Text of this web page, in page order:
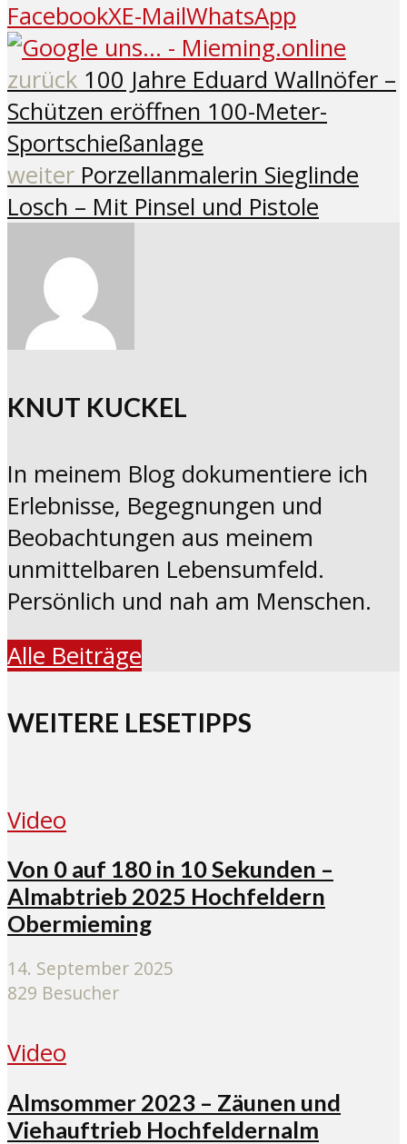
FacebookXE-MailWhatsApp
zurück 100 Jahre Eduard Wallnöfer –
Schützen eröffnen 100-Meter-
Sportschießanlage
weiter Porzellanmalerin Sieglinde
Losch – Mit Pinsel und Pistole
KNUT KUCKEL
In meinem Blog dokumentiere ich
Erlebnisse, Begegnungen und
Beobachtungen aus meinem
unmittelbaren Lebensumfeld.
Persönlich und nah am Menschen.
Alle Beiträge
WEITERE LESETIPPS
Video
Von 0 auf 180 in 10 Sekunden –
Almabtrieb 2025 Hochfeldern
Obermieming
14. September 2025
829 Besucher
Video
Almsommer 2023 – Zäunen und
Viehauftrieb Hochfeldernalm